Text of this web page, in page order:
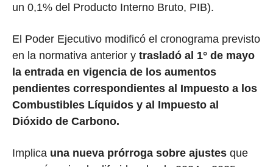
un 0,1% del Producto Interno Bruto, PIB).
El Poder Ejecutivo modificó el cronograma previsto
en la normativa anterior y trasladó al 1° de mayo
la entrada en vigencia de los aumentos
pendientes correspondientes al Impuesto a los
Combustibles Líquidos y al Impuesto al
Dióxido de Carbono.
Implica una nueva prórroga sobre ajustes que